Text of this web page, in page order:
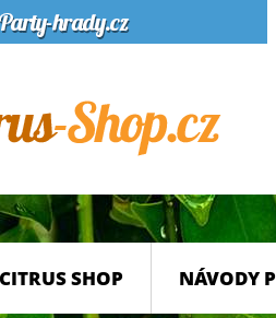
CITRUS SHOP NÁVODY